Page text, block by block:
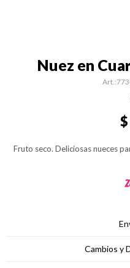
Nuez en
$
Fruto seco. Deliciosas nueces
Cambios y